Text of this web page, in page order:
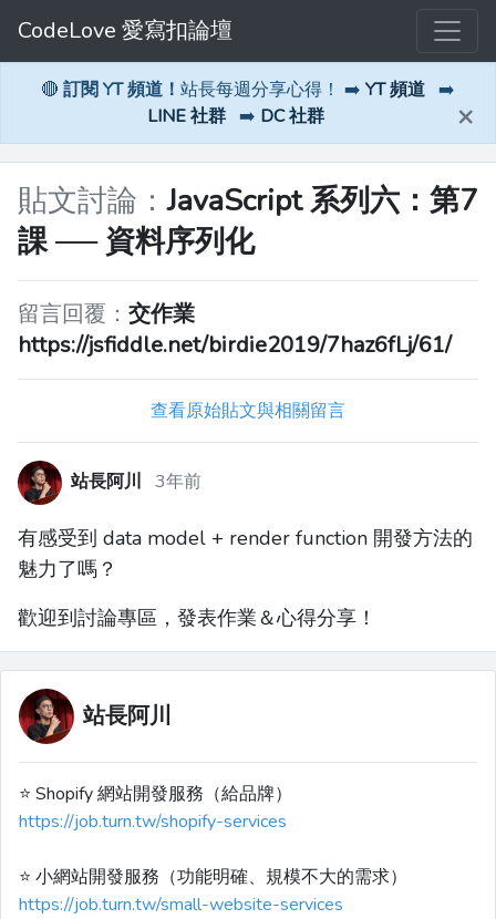
CodeLove 愛寫扣論壇
🔴 訂閱 YT 頻道！ 站長每週分享心得！ ➡️ YT 頻道 ➡️
LINE 社群 ➡️ DC 社群 ×
貼文討論：JavaScript 系列六：第7
課 ── 資料序列化
留言回覆： 交作業
https://jsfiddle.net/birdie2019/7haz6fLj/61/
查看原始貼文與相關留言
站長阿川 3年前
有感受到 data model + render function 開發方法的
魅力了嗎？
歡迎到討論專區，發表作業＆心得分享！
站長阿川
⭐️ Shopify 網站開發服務（給品牌）
https://job.turn.tw/shopify-services
⭐️ 小網站開發服務（功能明確、規模不大的需求）
https://job.turn.tw/small-website-services